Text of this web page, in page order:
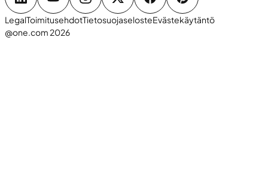
LegalToimitusehdotTietosuojaselosteEvästekäytäntö
@one.com 2026